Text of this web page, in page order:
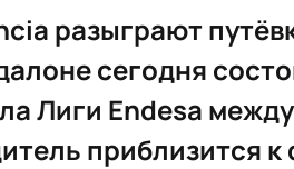
разыграют
сегодня
Лиги Endesa
приблизится к